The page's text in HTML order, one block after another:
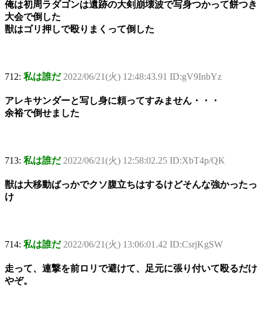
俺は初周ラダゴンは遺跡の大剣崩壊波で写身つかって餅つき
大会で倒した
獣はゴリ押しで殴りまくって倒した
712: 私は誰だ 2022/06/21(火) 12:48:43.91 ID:gV9InbYz
アレキサンダーと写し身に頼ってすみません・・・
余裕で倒せました
713: 私は誰だ 2022/06/21(火) 12:58:02.25 ID:XbT4p/QK
獣は大移動ばっかでクソ腹立ちはするけどそんな強かったっ
け
714: 私は誰だ 2022/06/21(火) 13:06:01.42 ID:CsrjKgSW
走って、連撃を前ロリで避けて、足元に張り付いて殴るだけ
やぞ。